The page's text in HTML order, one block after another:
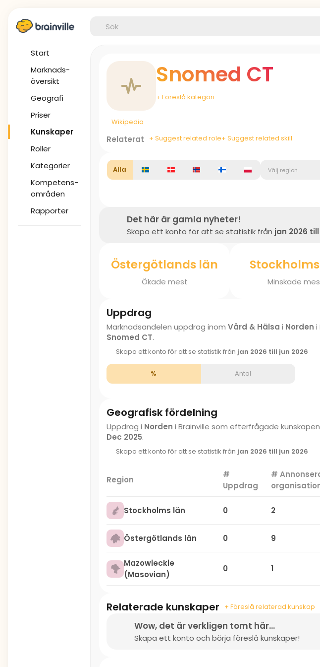
Start
Marknads-
översikt
Geografi
Priser
Kunskaper
Roller
Kategorier
Kompetens-
områden
Rapporter
Snomed CT
+ Föreslå kategori
Wikipedia
Relaterat + Suggest related role+ Suggest related skill
Alla Välj region
Det här är gamla nyheter!
Skapa ett konto för att se statistik från jan 2026
Östergötlands län
Ökade mest Minskade
Uppdrag
Marknadsandelen uppdrag inom Vård & Hälsa i Norden i
Snomed CT.
Skapa ett konto för att se statistik från jan 2026 till jun 2026
% Antal
Geografisk fördelning
Uppdrag i Norden i Brainville som efterfrågade kunskapen
Dec 2025.
Skapa ett konto för att se statistik från jan 2026 till jun 2026
Region
#
Uppdrag
#
Stockholms län 0 2
Östergötlands län 0 9
Mazowieckie
(Masovian)
0 1
Relaterade kunskaper + Föreslå relaterad kunskap
Wow, det är verkligen tomt här...
Skapa ett konto och börja föreslå kunskaper!